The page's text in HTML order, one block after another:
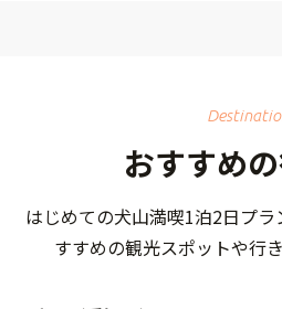
おすすめ
はじめての犬山満喫1泊2日プ
すすめの観光スポットや行